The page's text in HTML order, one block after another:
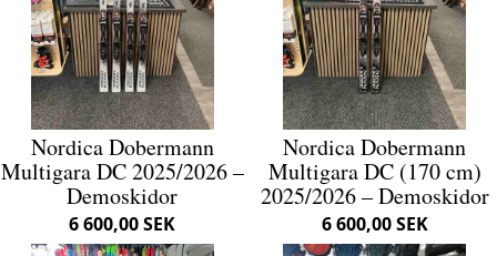
Nordica Dobermann
Multigara DC 2025/2026 –
Demoskidor
6 600,00 SEK
Nordica Dobermann
Multigara DC (170 cm)
2025/2026 – Demoskidor
6 600,00 SEK